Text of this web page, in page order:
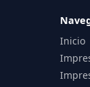
Inicio